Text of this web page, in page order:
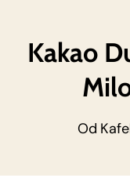
Kakao
Od